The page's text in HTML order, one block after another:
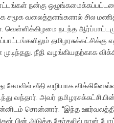
நன்கு
சமூக வலைத்தளங்களால் சில
வெள்ளிக்கிழமை நடந்த
நீதி வழங்கியதற்காக
கோவில் வீதி வழியாக
வந்தார். அவர்
சொன்னார். “இந்த
பின் அடுத்த தேர்தலில் நான்